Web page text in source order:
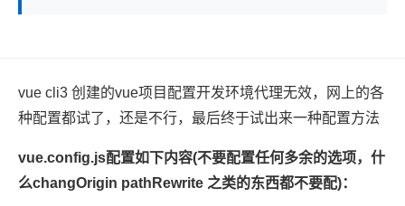
vue cli3 创建的vue项目配置开发环境代理无效，网上的各
种配置都试了，还是不行，最后终于试出来一种配置方法
vue.config.js配置如下内容(不要配置任何多余的选项，什
么changOrigin pathRewrite 之类的东西都不要配)：